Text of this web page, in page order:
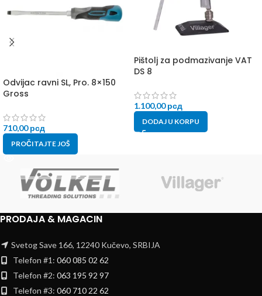
Odvijac ravni SL, Pro. 8×150
Gross
710,00рсд
PROČITAJTE JOŠ
Pištolj za podmazivanje VAT
DS 8
1.100,00рсд
DODAJ U KORPU
PRODAJA & MAGACIN
Svetog Save 166, 12240 Kučevo, SRBIJA
Telefon #1: 060 085 02 62
Telefon #2: 063 195 92 97
Telefon #3: 060 710 22 62